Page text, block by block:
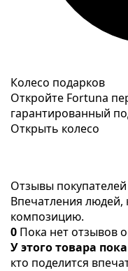
Колесо подарков
Откройте Fortuna
гарантированный
Открыть колесо
Отзывы покупателей
Впечатления людей,
композицию.
0 Пока нет отзывов
У этого товара
кто поделится